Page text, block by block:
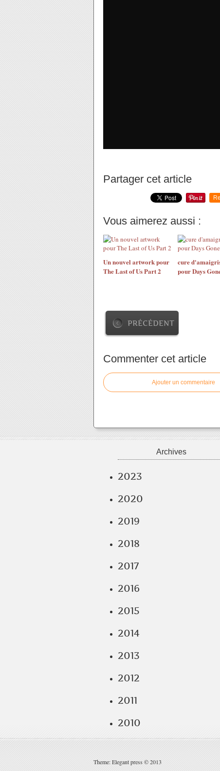
Partager cet article
Vous aimerez aussi :
Un nouvel artwork pour
The Last of Us Part 2
cure
pour Days
PRÉCÉDENT
Commenter cet article
Ajouter un commentaire
Archives
2023
2020
2019
2018
2017
2016
2015
2014
2013
2012
2011
2010
Theme: Elegant press © 2013